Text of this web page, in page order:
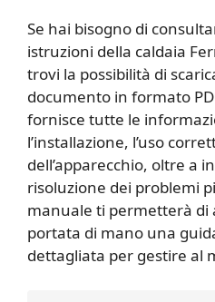
Se hai bisogno di
istruzioni della caldaia
trovi la possibilità di
documento in formato
fornisce tutte le
l’installazione, l’uso
dell’apparecchio, oltre a
risoluzione dei problemi
manuale ti permetterà di
portata di mano una
dettagliata per gestire al